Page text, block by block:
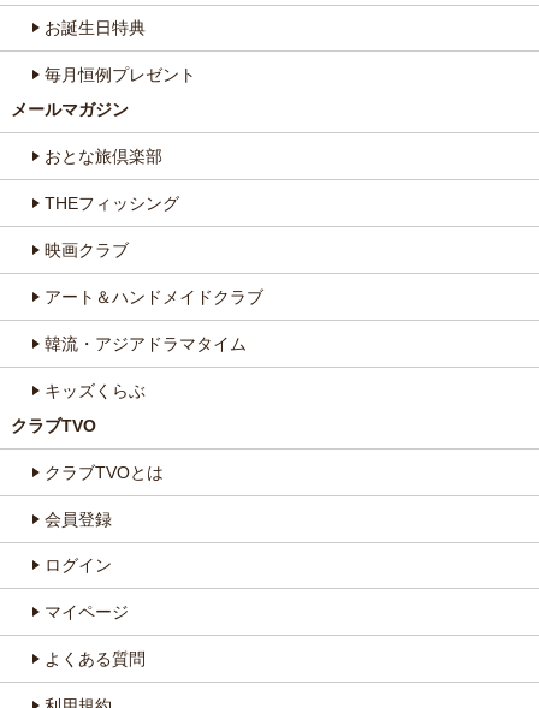
お誕生日特典
毎月恒例プレゼント
メールマガジン
おとな旅倶楽部
THEフィッシング
映画クラブ
アート＆ハンドメイドクラブ
韓流・アジアドラマタイム
キッズくらぶ
クラブTVO
クラブTVOとは
会員登録
ログイン
マイページ
よくある質問